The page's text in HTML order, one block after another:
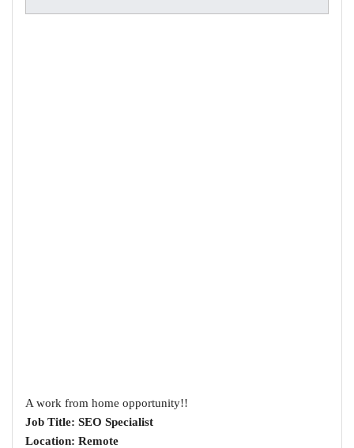
A work from home opportunity!!
Job Title: SEO Specialist
Location: Remote